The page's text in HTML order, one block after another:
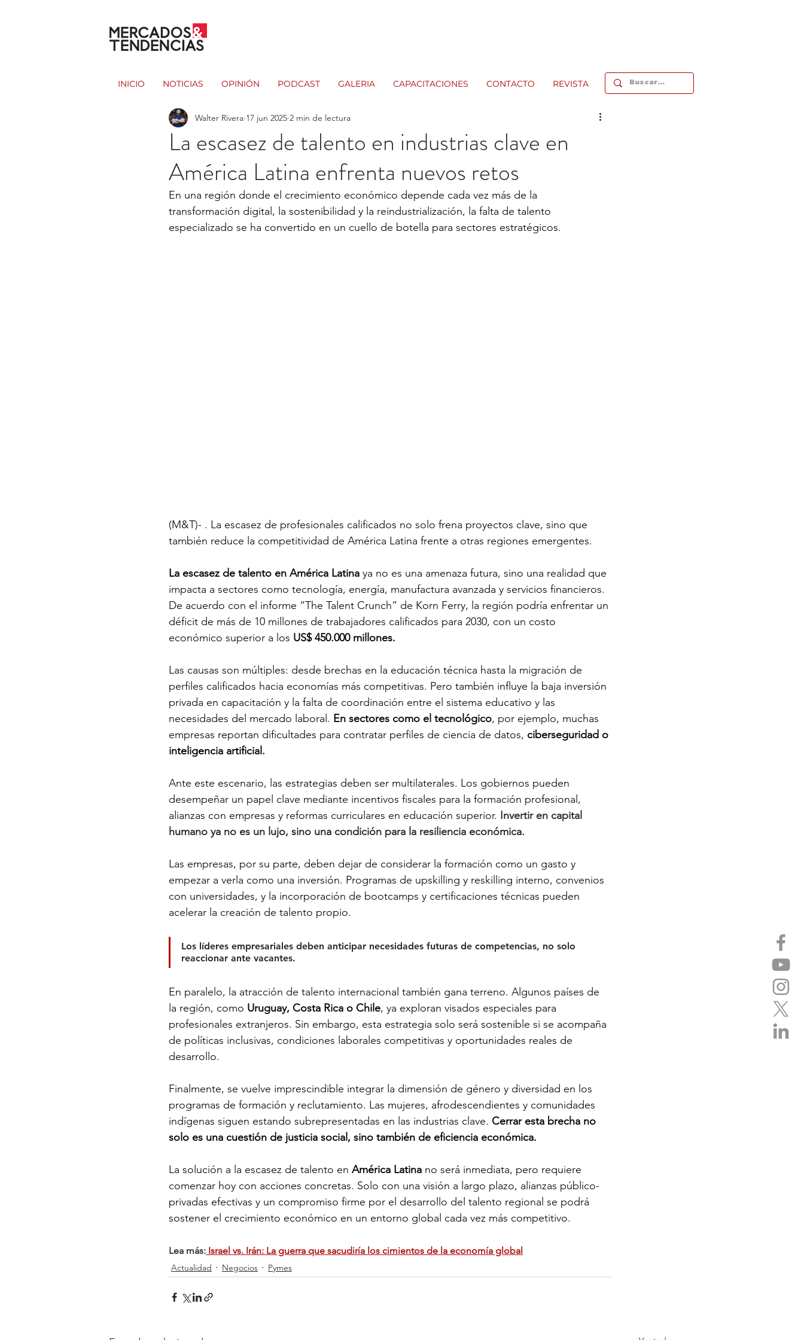
INICIO NOTICIAS OPINIÓN PODCAST GALERIA CAPACITACIONES CONTACTO REVISTA
La escasez de talento en industrias clave en
América Latina enfrenta nuevos retos
Walter Rivera 17 jun 2025 2 min de lectura
En una región donde el crecimiento económico depende cada vez más de la
transformación digital, la sostenibilidad y la reindustrialización, la falta de talento
especializado se ha convertido en un cuello de botella para sectores estratégicos.
(M&T)- . La escasez de profesionales calificados no solo frena proyectos clave, sino que
también reduce la competitividad de América Latina frente a otras regiones emergentes.
La escasez de talento en América Latina ya no es una amenaza futura, sino una realidad que
impacta a sectores como tecnología, energía, manufactura avanzada y servicios financieros.
De acuerdo con el informe “The Talent Crunch” de Korn Ferry, la región podría enfrentar un
déficit de más de 10 millones de trabajadores calificados para 2030, con un costo
económico superior a los US$ 450.000 millones.
Las causas son múltiples: desde brechas en la educación técnica hasta la migración de
perfiles calificados hacia economías más competitivas. Pero también influye la baja inversión
privada en capacitación y la falta de coordinación entre el sistema educativo y las
necesidades del mercado laboral. En sectores como el tecnológico, por ejemplo, muchas
empresas reportan dificultades para contratar perfiles de ciencia de datos, ciberseguridad o
inteligencia artificial.
Ante este escenario, las estrategias deben ser multilaterales. Los gobiernos pueden
desempeñar un papel clave mediante incentivos fiscales para la formación profesional,
alianzas con empresas y reformas curriculares en educación superior. Invertir en capital
humano ya no es un lujo, sino una condición para la resiliencia económica.
Las empresas, por su parte, deben dejar de considerar la formación como un gasto y
empezar a verla como una inversión. Programas de upskilling y reskilling interno, convenios
con universidades, y la incorporación de bootcamps y certificaciones técnicas pueden
acelerar la creación de talento propio.
Los líderes empresariales deben anticipar necesidades futuras de competencias, no solo
reaccionar ante vacantes.
En paralelo, la atracción de talento internacional también gana terreno. Algunos países de
la región, como Uruguay, Costa Rica o Chile, ya exploran visados especiales para
profesionales extranjeros. Sin embargo, esta estrategia solo será sostenible si se acompaña
de políticas inclusivas, condiciones laborales competitivas y oportunidades reales de
desarrollo.
Finalmente, se vuelve imprescindible integrar la dimensión de género y diversidad en los
programas de formación y reclutamiento. Las mujeres, afrodescendientes y comunidades
indígenas siguen estando subrepresentadas en las industrias clave. Cerrar esta brecha no
solo es una cuestión de justicia social, sino también de eficiencia económica.
La solución a la escasez de talento en América Latina no será inmediata, pero requiere
comenzar hoy con acciones concretas. Solo con una visión a largo plazo, alianzas público-
privadas efectivas y un compromiso firme por el desarrollo del talento regional se podrá
sostener el crecimiento económico en un entorno global cada vez más competitivo.
Lea más: Israel vs. Irán: La guerra que sacudiría los cimientos de la economía global
Actualidad Negocios Pymes